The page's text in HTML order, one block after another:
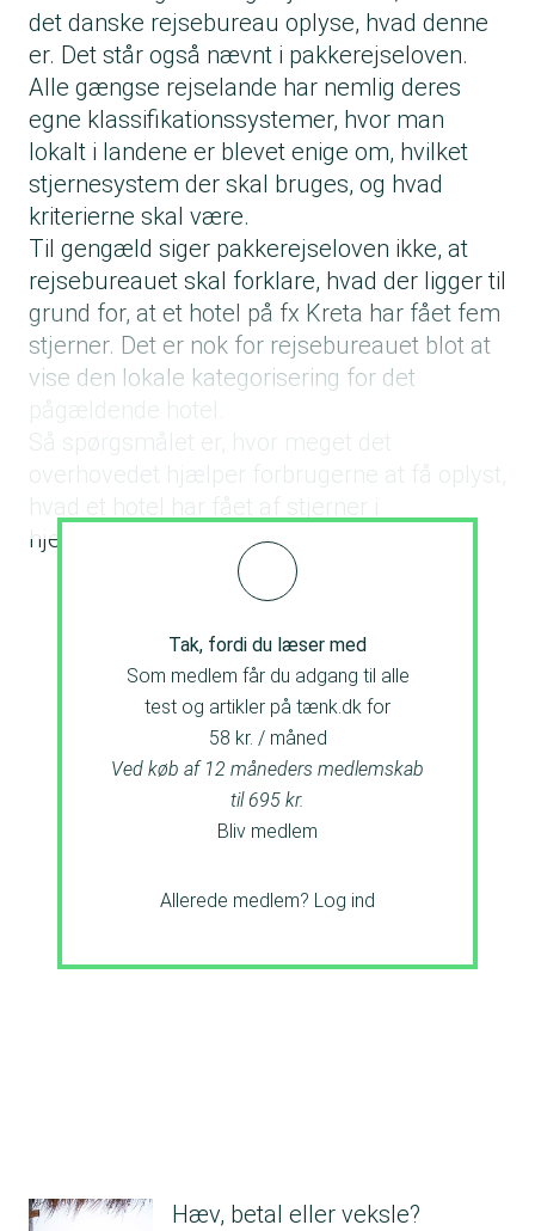
det danske rejsebureau oplyse, hvad denne
er. Det står også nævnt i pakkerejseloven.
Alle gængse rejselande har nemlig deres
egne klassifikationssystemer, hvor man
lokalt i landene er blevet enige om, hvilket
stjernesystem der skal bruges, og hvad
kriterierne skal være.
Til gengæld siger pakkerejseloven ikke, at
rejsebureauet skal forklare, hvad der ligger til
grund for, at et hotel på fx Kreta har fået fem
stjerner. Det er nok for rejsebureauet blot at
vise den lokale kategorisering for det
Så spørgsmålet er, hvor meget det
overhovedet hjælper forbrugerne at få oplyst,
hvad et hotel har fået af stjerner i
hjemlandet.
Tak, fordi du læser med
Som medlem får du adgang til alle
test og artikler på tænk.dk for
58 kr. / måned
Ved køb af 12 måneders medlemskab
til 695 kr.
Bliv medlem
Allerede medlem? Log ind
Hæv, betal eller veksle?